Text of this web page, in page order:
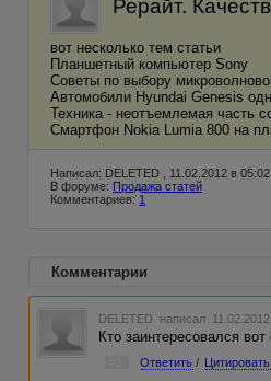
Рерайт.
вот несколько тем статьи
Планшетный компьютер Sony
Советы по выбору
Автомобили Hyundai Genesis
Техника - неотъемлемая часть
Смартфон Nokia Lumia 800 на
Написал: DELETED , 11.02.2012 в 05:02
В форуме: Продажа статей
Комментариев: 1
Комментарии
DELETED написал
Кто заинтересовался
Ответить / Цитировать